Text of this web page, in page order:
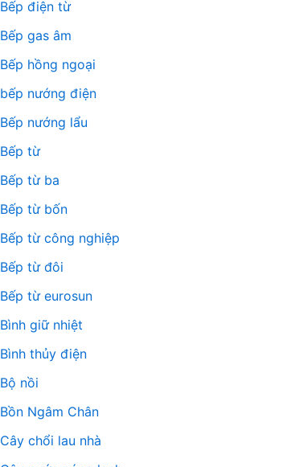
Bếp điện từ
Bếp gas âm
Bếp hồng ngoại
bếp nướng điện
Bếp nướng lẩu
Bếp từ
Bếp từ ba
Bếp từ bốn
Bếp từ công nghiệp
Bếp từ đôi
Bếp từ eurosun
Bình giữ nhiệt
Bình thủy điện
Bộ nồi
Bồn Ngâm Chân
Cây chổi lau nhà